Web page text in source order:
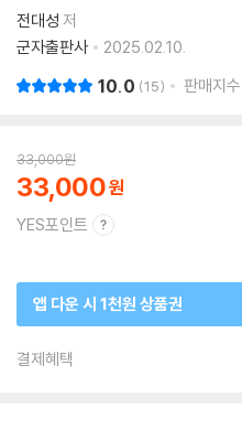
전대성 저
군자출판사
2025.02.10.
10.0 15 판매지수
33,000원
33,000
YES포인트
앱 다운 시 1천원 상품권
결제혜택